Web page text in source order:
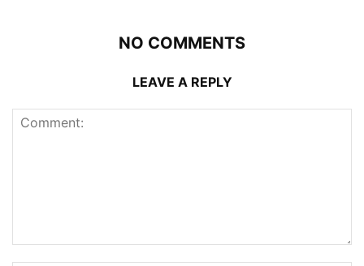
NO COMMENTS
LEAVE A REPLY